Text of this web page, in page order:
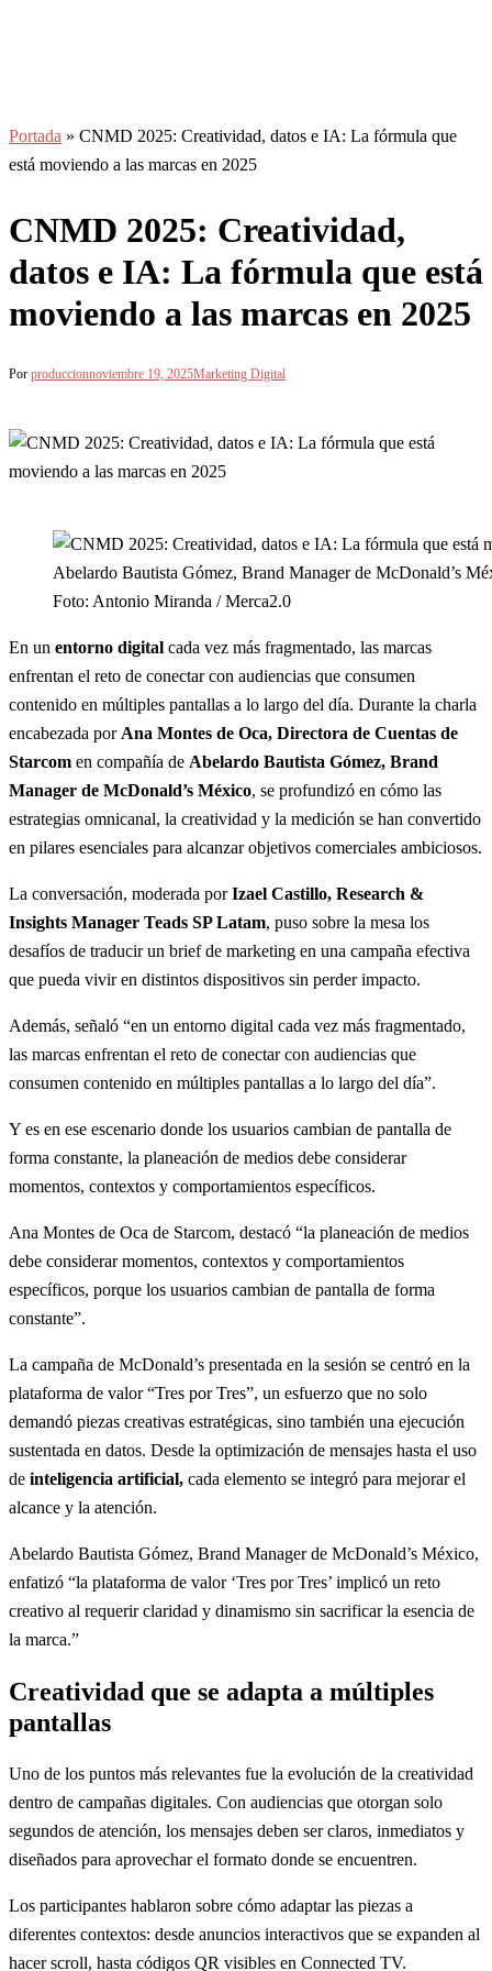
Portada » CNMD 2025: Creatividad, datos e IA: La fórmula que
está moviendo a las marcas en 2025
CNMD 2025: Creatividad,
datos e IA: La fórmula que está
moviendo a las marcas en 2025
Por produccionnoviembre 19, 2025Marketing Digital
Abelardo Bautista Gómez, Brand Manager de McDonald’s
Foto: Antonio Miranda / Merca2.0
En un entorno digital cada vez más fragmentado, las marcas
enfrentan el reto de conectar con audiencias que consumen
contenido en múltiples pantallas a lo largo del día. Durante la charla
encabezada por Ana Montes de Oca, Directora de Cuentas de
Starcom en compañía de Abelardo Bautista Gómez, Brand
Manager de McDonald’s México, se profundizó en cómo las
estrategias omnicanal, la creatividad y la medición se han convertido
en pilares esenciales para alcanzar objetivos comerciales ambiciosos.
La conversación, moderada porIzael Castillo, Research &
Insights Manager Teads SP Latam, puso sobre la mesa los
desafíos de traducir un brief de marketing en una campaña efectiva
que pueda vivir en distintos dispositivos sin perder impacto.
Además, señaló “en un entorno digital cada vez más fragmentado,
las marcas enfrentan el reto de conectar con audiencias que
consumen contenido en múltiples pantallas a lo largo del día”.
Y es en ese escenario donde los usuarios cambian de pantalla de
forma constante, la planeación de medios debe considerar
momentos, contextos y comportamientos específicos.
Ana Montes de Oca de Starcom, destacó “la planeación de medios
debe considerar momentos, contextos y comportamientos
específicos, porque los usuarios cambian de pantalla de forma
constante”.
La campaña de McDonald’s presentada en la sesión se centró en la
plataforma de valor “Tres por Tres”, un esfuerzo que no solo
demandó piezas creativas estratégicas, sino también una ejecución
sustentada en datos. Desde la optimización de mensajes hasta el uso
de inteligencia artificial, cada elemento se integró para mejorar el
alcance y la atención.
Abelardo Bautista Gómez, Brand Manager de McDonald’s México,
enfatizó “la plataforma de valor ‘Tres por Tres’ implicó un reto
creativo al requerir claridad y dinamismo sin sacrificar la esencia de
la marca.”
Creatividad que se adapta a múltiples
pantallas
Uno de los puntos más relevantes fue la evolución de la creatividad
dentro de campañas digitales. Con audiencias que otorgan solo
segundos de atención, los mensajes deben ser claros, inmediatos y
diseñados para aprovechar el formato donde se encuentren.
Los participantes hablaron sobre cómo adaptar las piezas a
diferentes contextos: desde anuncios interactivos que se expanden al
hacer scroll, hasta códigos QR visibles en Connected TV.